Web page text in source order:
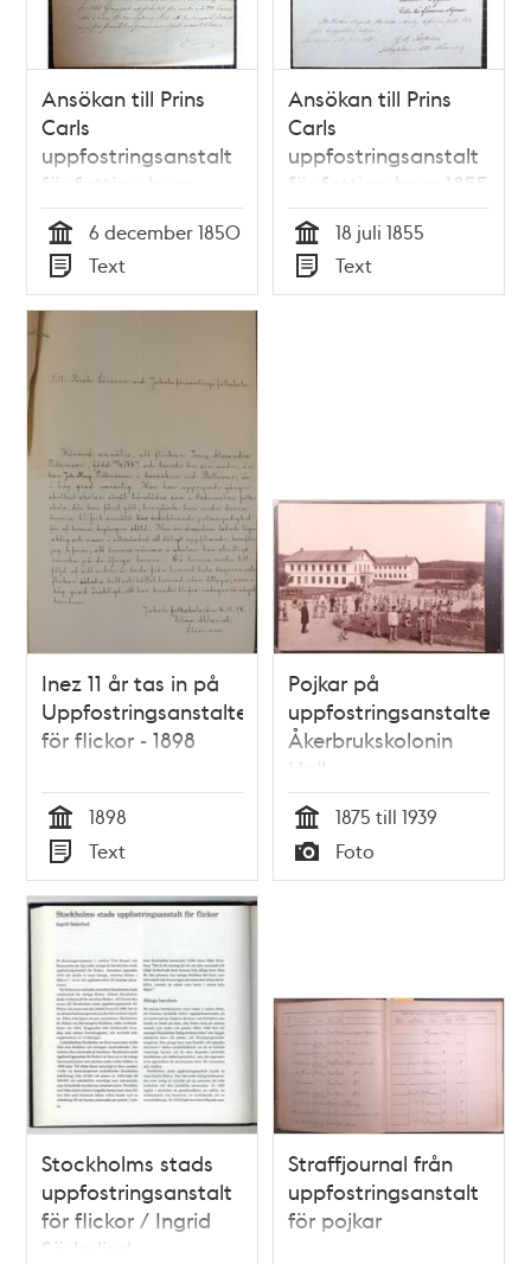
Ansökan till Prins
Carls
uppfostringsanstalt
för fattiga barn
1850
Tid
6 december 1850
Typ
Text
Ansökan till Prins
Carls
uppfostringsanstalt
för fattiga barn 1855
Tid
18 juli 1855
Typ
Text
Inez 11 år tas in på
Uppfostringsanstalten
för flickor - 1898
Tid
1898
Typ
Text
Pojkar på
uppfostringsanstalten
Åkerbrukskolonin
Hall
Tid
1875 till 1939
Typ
Foto
Stockholms stads
uppfostringsanstalt
för flickor / Ingrid
Söderlind
Straffjournal från
uppfostringsanstalt
för pojkar